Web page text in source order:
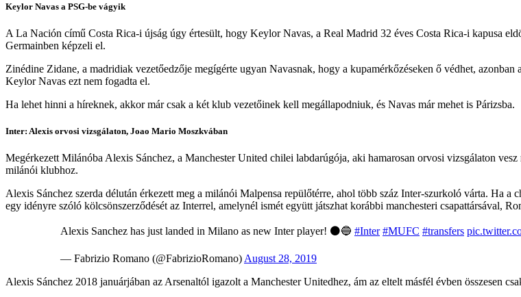
Keylor Navas a PSG-be vágyik
A La Nación című Costa Rica-i újság úgy értesült, hogy Keylor Navas, a Real Madrid 32 éves Costa Rica-i kapusa
Germainben képzeli el.
Zinédine Zidane, a madridiak vezetőedzője megígérte ugyan Navasnak, hogy a kupamérkőzéseken ő védhet,
Keylor Navas ezt nem fogadta el.
Ha lehet hinni a híreknek, akkor már csak a két klub vezetőinek kell megállapodniuk, és Navas már mehet is Párizsba.
Inter: Alexis orvosi vizsgálaton, Joao Mario Moszkvában
Megérkezett Milánóba Alexis Sánchez, a Manchester United chilei labdarúgója, aki hamarosan orvosi vizsgálaton
milánói klubhoz.
Alexis Sánchez szerda délután érkezett meg a milánói Malpensa repülőtérre, ahol több száz Inter-szurkoló várta. Ha
egy idényre szóló kölcsönszerződését az Interrel, amelynél ismét együtt játszhat korábbi manchesteri csapattársával,
Alexis Sanchez has just landed in Milano as new Inter player! ⚫️🔵 #Inter #MUFC #transfers
— Fabrizio Romano (@FabrizioRomano) August 28, 2019
Alexis Sánchez 2018 januárjában az Arsenaltól igazolt a Manchester Unitedhez, ám az eltelt másfél évben összesen